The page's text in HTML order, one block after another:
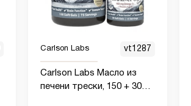
Carlson Labs vt1287
Carlson Labs Масло из
печени трески, 150 + 30